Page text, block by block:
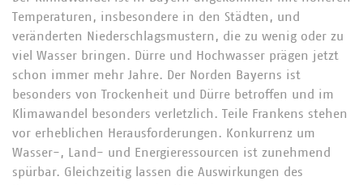
Temperaturen, insbesondere in den Städten, und
veränderten Niederschlagsmustern, die zu wenig oder zu
viel Wasser bringen. Dürre und Hochwasser prägen jetzt
schon immer mehr Jahre. Der Norden Bayerns ist
besonders von Trockenheit und Dürre betroffen und im
Klimawandel besonders verletzlich. Teile Frankens stehen
vor erheblichen Herausforderungen. Konkurrenz um
Wasser-, Land- und Energieressourcen ist zunehmend
spürbar. Gleichzeitig lassen die Auswirkungen des